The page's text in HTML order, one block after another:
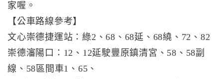
家喔。
【公車路線參考】
文心崇德捷運站：綠2、68、68延、68繞、72、82
崇德瀋陽口：12、12延駛豐原鎮清宮、58、58副
線、58區間車1、65、